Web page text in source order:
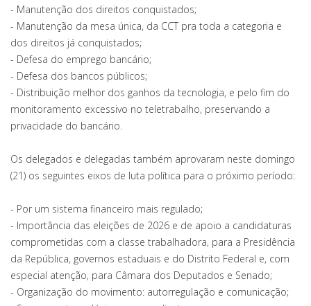
- Manutenção dos direitos conquistados;
- Manutenção da mesa única, da CCT pra toda a categoria e
dos direitos já conquistados;
- Defesa do emprego bancário;
- Defesa dos bancos públicos;
- Distribuição melhor dos ganhos da tecnologia, e pelo fim do
monitoramento excessivo no teletrabalho, preservando a
privacidade do bancário.
Os delegados e delegadas também aprovaram neste domingo
(21) os seguintes eixos de luta política para o próximo período:
- Por um sistema financeiro mais regulado;
- Importância das eleições de 2026 e de apoio a candidaturas
comprometidas com a classe trabalhadora, para a Presidência
da República, governos estaduais e do Distrito Federal e, com
especial atenção, para Câmara dos Deputados e Senado;
- Organização do movimento: autorregulação e comunicação;